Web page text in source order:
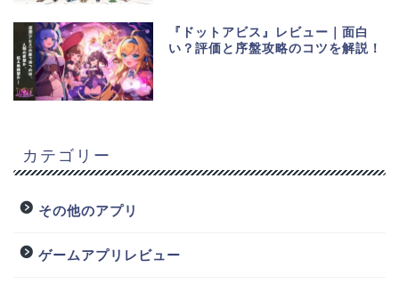
『ドットアビス』レビュー｜面白
い？評価と序盤攻略のコツを解説！
カテゴリー
その他のアプリ
ゲームアプリレビュー